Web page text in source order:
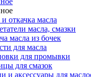
откачка масла
масла, смазки
масла из бочек
для масла
для промывки
для смазок
и аксессуары для